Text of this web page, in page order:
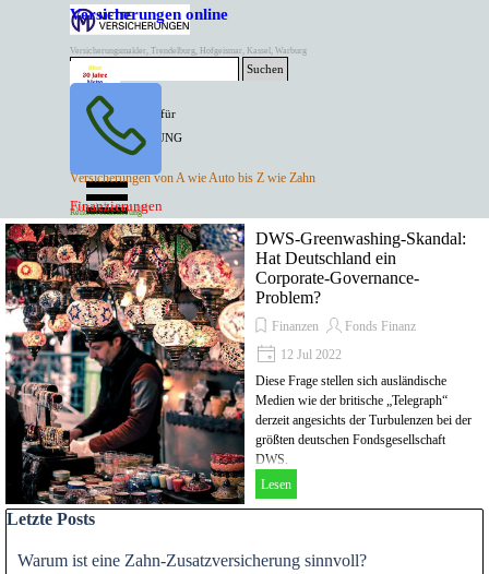
Direkt zum Seiteninhalt
Versicherungen online
Versicherungsmakler, Trendelburg, Hofgeismar, Kassel, Warburg
BESTER PREIS für
SPITZEN LEISTUNG
ANGEBOTE
Versicherungen von A wie Auto bis Z wie Zahn
Kontakt Tel. 05671/7799991
Mette Versicherungen
Suchen
Versicherungen
Finanzierungen
Rentenversicherung
Menü überspringen
DWS-Greenwashing-Skandal:
Hat Deutschland ein
Corporate-Governance-
Problem?
Finanzen
Fonds Finanz
12 Jul 2022
Diese Frage stellen sich ausländische
Medien wie der britische „Telegraph“
derzeit angesichts der Turbulenzen bei der
größten deutschen Fondsgesellschaft
DWS.
Lesen
Block überspringen Letzte Posts
Letzte Posts
Warum ist eine Zahn-Zusatzversicherung sinnvoll?